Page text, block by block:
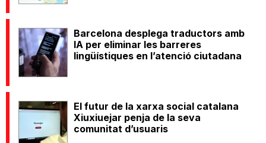
Barcelona desplega traductors amb
IA per eliminar les barreres
lingüístiques en l’atenció ciutadana
El futur de la xarxa social catalana
Xiuxiuejar penja de la seva
comunitat d’usuaris